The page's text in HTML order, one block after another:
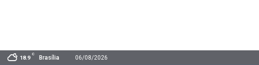
18.9
C
Brasília 06/08/2026